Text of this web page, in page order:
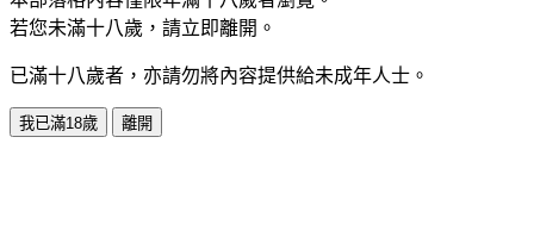
若您未滿十八歲，請立即離開。
已滿十八歲者，亦請勿將內容提供給未成年人士。
我已滿18歲 離開